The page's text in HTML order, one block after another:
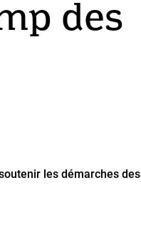
des
les démarches des